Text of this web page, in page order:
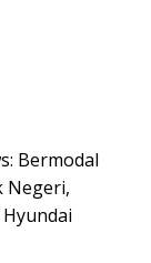
Bermodal
Negeri,